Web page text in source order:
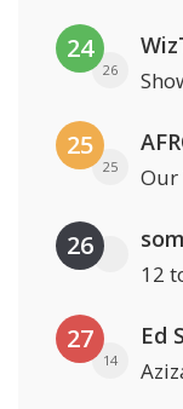
24
26
25
25 Our
26
12
27
14
Ed